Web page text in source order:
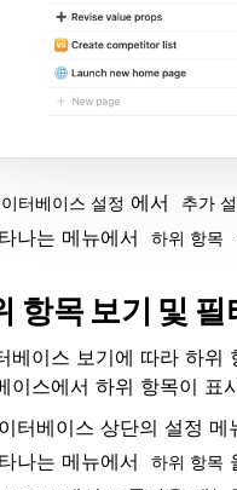
터베이스 설정 에서 추가
나는 메뉴에서
하위 항목
항목 보기 및 필
베이스 보기에 따라 하위
이스에서 하위 항목이 표
터베이스 상단의 설정 메
나는 메뉴에서
하위 항목